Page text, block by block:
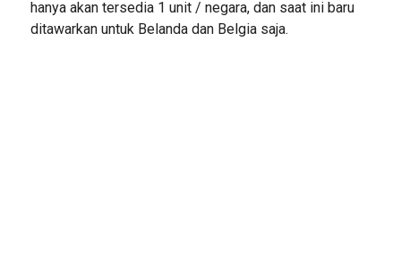
hanya akan tersedia 1 unit / negara, dan saat ini baru
ditawarkan untuk Belanda dan Belgia saja.